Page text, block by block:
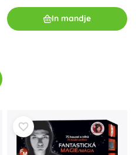
In mandje